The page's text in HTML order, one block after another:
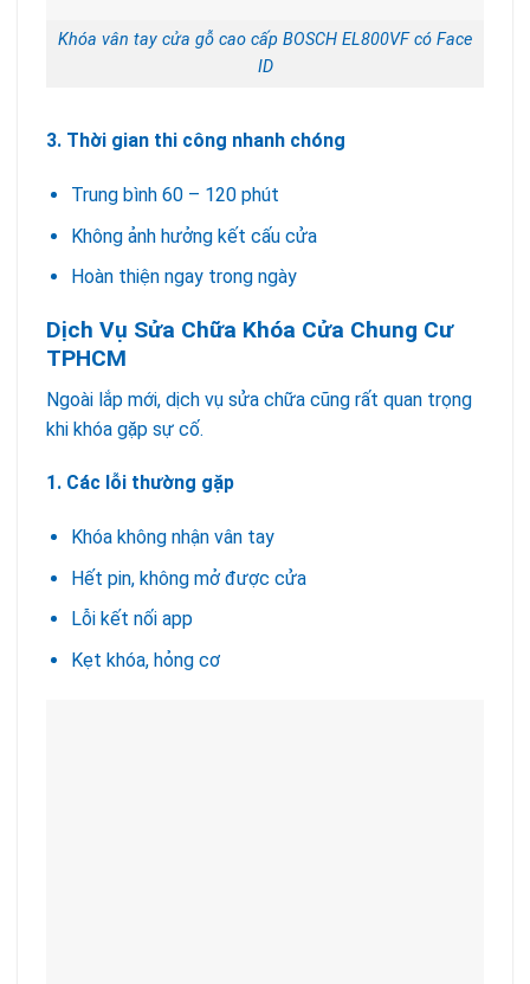
Khóa vân tay cửa gỗ cao cấp BOSCH EL800VF có Face
ID
3. Thời gian thi công nhanh chóng
Trung bình 60 – 120 phút
Không ảnh hưởng kết cấu cửa
Hoàn thiện ngay trong ngày
Dịch Vụ Sửa Chữa Khóa Cửa Chung Cư
TPHCM
Ngoài lắp mới, dịch vụ sửa chữa cũng rất quan trọng
khi khóa gặp sự cố.
1. Các lỗi thường gặp
Khóa không nhận vân tay
Hết pin, không mở được cửa
Lỗi kết nối app
Kẹt khóa, hỏng cơ